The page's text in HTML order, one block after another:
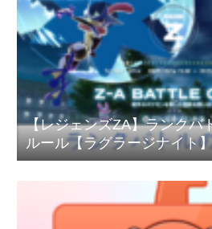
【レジェンズZA】ランクバ
ルール【ラグラージナイト